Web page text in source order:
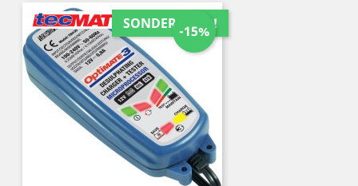
SONDERPREIS!
-15%